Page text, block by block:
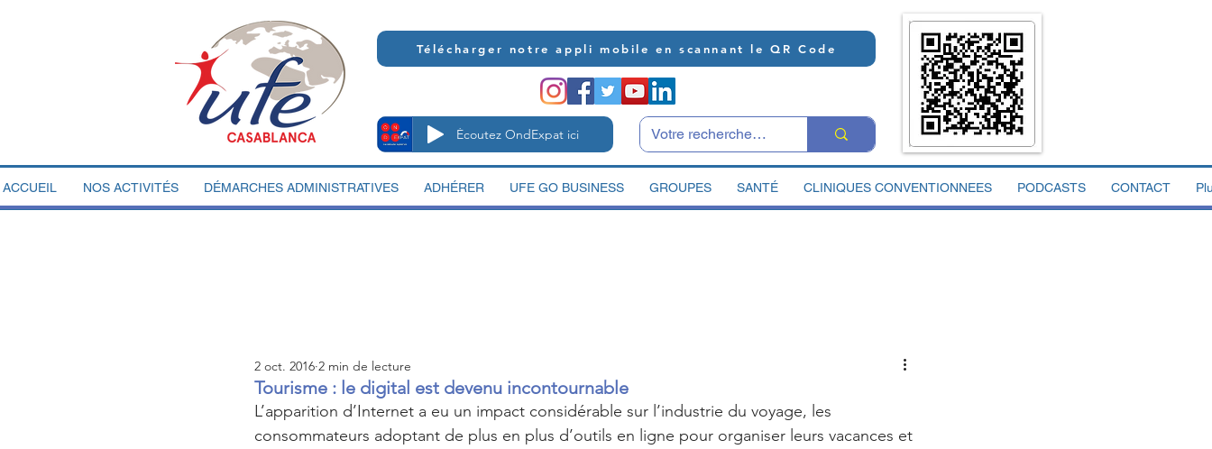
Télécharger notre appli mobile en scannant le QR Code
Écoutez OndExpat ici
ACCUEIL NOS ACTIVITÉS DÉMARCHES ADMINISTRATIVES ADHÉRER UFE GO BUSINESS GROUPES SANTÉ CLINIQUES CONVENTIONNEES PODCASTS CONTACT
Tourisme : le digital est devenu incontournable
2 oct. 2016 2 min de lecture
L’apparition d’Internet a eu un impact considérable sur l’industrie du voyage, les
consommateurs adoptant de plus en plus d’outils en ligne pour organiser leurs vacances et